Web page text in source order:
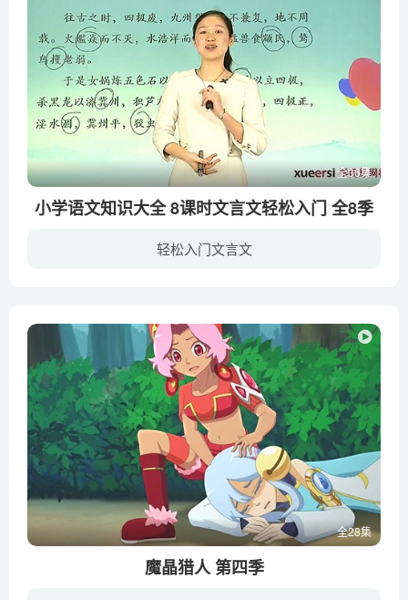
全36集
小学语文知识大全 8课时文言文轻松入门 全8季
轻松入门文言文
全28集
魔晶猎人 第四季